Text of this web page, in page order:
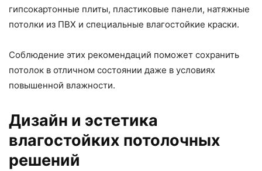
гипсокартонные плиты, пластиковые панели, натяжные
потолки из ПВХ и специальные влагостойкие краски.
Соблюдение этих рекомендаций поможет сохранить
потолок в отличном состоянии даже в условиях
повышенной влажности.
Дизайн и эстетика
влагостойких потолочных
решений